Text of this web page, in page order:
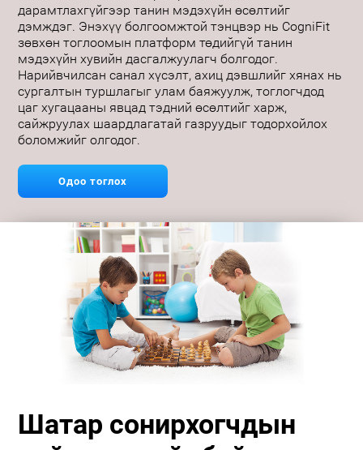
дарамтлахгүйгээр танин мэдэхүйн өсөлтийг
дэмждэг. Энэхүү болгоомжтой тэнцвэр нь CogniFit
зөвхөн тоглоомын платформ төдийгүй танин
мэдэхүйн хувийн дасгалжуулагч болгодог.
Нарийвчилсан санал хүсэлт, ахиц дэвшлийг хянах нь
сургалтын туршлагыг улам баяжуулж, тоглогчдод
цаг хугацааны явцад тэдний өсөлтийг харж,
сайжруулах шаардлагатай газруудыг тодорхойлох
боломжийг олгодог.
Одоо тоглох
Шатар сонирхогчдын